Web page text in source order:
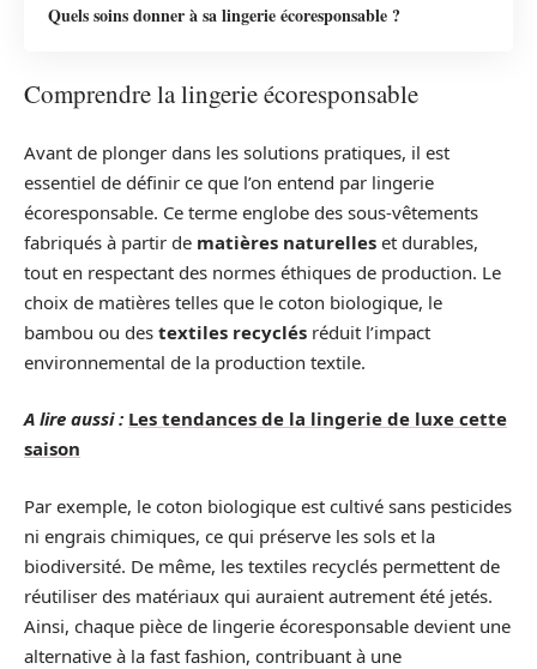
Quels soins donner à sa lingerie écoresponsable ?
Comprendre la lingerie écoresponsable
Avant de plonger dans les solutions pratiques, il est
essentiel de définir ce que l’on entend par lingerie
écoresponsable. Ce terme englobe des sous-vêtements
fabriqués à partir de matières naturelles et durables,
tout en respectant des normes éthiques de production. Le
choix de matières telles que le coton biologique, le
bambou ou des textiles recyclés réduit l’impact
environnemental de la production textile.
A lire aussi : Les tendances de la lingerie de luxe cette
saison
Par exemple, le coton biologique est cultivé sans pesticides
ni engrais chimiques, ce qui préserve les sols et la
biodiversité. De même, les textiles recyclés permettent de
réutiliser des matériaux qui auraient autrement été jetés.
Ainsi, chaque pièce de lingerie écoresponsable devient une
alternative à la fast fashion, contribuant à une